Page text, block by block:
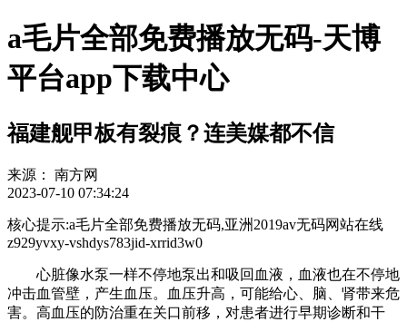
a毛片全部免费播放无码-天博
平台app下载中心
福建舰甲板有裂痕？连美媒都不信
来源：
南方网
2023-07-10 07:34:24
核心提示:a毛片全部免费播放无码,亚洲2019av无码网站在线
z929yvxy-vshdys783jid-xrrid3w0
心脏像水泵一样不停地泵出和吸回血液，血液也在不停地
冲击血管壁，产生血压。血压升高，可能给心、脑、肾带来危
害。高血压的防治重在关口前移，对患者进行早期诊断和干